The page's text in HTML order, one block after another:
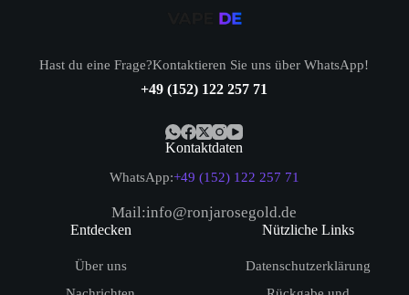
Hast du eine Frage?Kontaktieren Sie uns über WhatsApp!
+49 (152) 122 257 71
Kontaktdaten
WhatsApp:+49 (152) 122 257 71
Mail:info@ronjarosegold.de
Entdecken
Über uns
Nützliche Links
Datenschutzerklärung